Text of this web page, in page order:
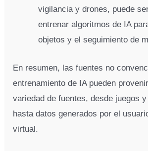
vigilancia y drones, puede
entrenar algoritmos de IA
objetos y el seguimiento de
En resumen, las fuentes no
entrenamiento de IA pueden
variedad de fuentes, desde juegos
hasta datos generados por el
virtual.